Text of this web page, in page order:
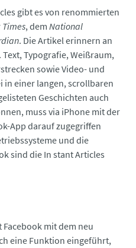
gibt es von renommierten
Times, dem National
. Die Artikel erinnern an
Typografie, Weißraum,
sowie Video- und
in einer langen, scrollbaren
Geschichten auch
muss via iPhone mit der
App darauf zugegriffen
und die
sind die In stant Articles
mit dem neu
eine Funktion eingeführt,